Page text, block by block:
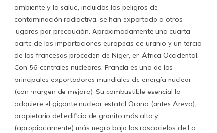
ambiente y la salud, incluidos los peligros de
contaminación radiactiva, se han exportado a otros
lugares por precaución. Aproximadamente una cuarta
parte de las importaciones europeas de uranio y un tercio
de las francesas proceden de Níger, en África Occidental.
Con 56 centrales nucleares, Francia es uno de los
principales exportadores mundiales de energía nuclear
(con margen de mejora). Su combustible esencial lo
adquiere el gigante nuclear estatal Orano (antes Areva),
propietario del edificio de granito más alto y
(apropiadamente) más negro bajo los rascacielos de La